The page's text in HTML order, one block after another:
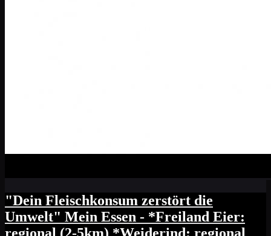
"Dein Fleischkonsum zerstört die
Umwelt" Mein Essen - *Freiland Eier: